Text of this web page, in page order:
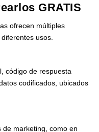
GRATIS
ofrecen múltiples
usos.
código de respuesta
codificados, ubicados
de marketing, como en